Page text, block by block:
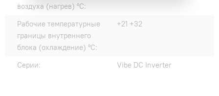
воздуха (нагрев) °C:
Рабочие температурные
границы внутреннего
блока (охлаждение) °C:
+21 +32
Серии: Vibe DC Inverter